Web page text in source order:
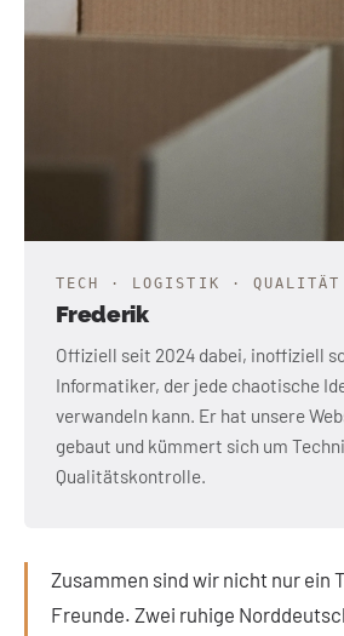
TECH · LOGISTIK · QUALITÄT
Frederik
Offiziell seit 2024 dabei, inoffiziell
Informatiker, der jede chaotische
verwandeln kann. Er hat unsere
gebaut und kümmert sich um
Qualitätskontrolle.
Zusammen sind wir nicht nur ein
Freunde. Zwei ruhige